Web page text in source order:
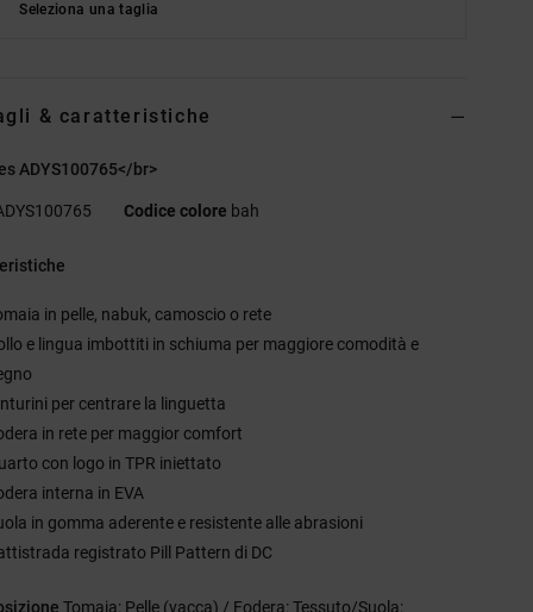
Seleziona una taglia
& caratteristiche
ADYS100765</br>
Codice colore bah
in pelle, nabuk, camoscio o rete
e lingua imbottiti in schiuma per maggiore comodità e
per centrare la linguetta
in rete per maggior comfort
con logo in TPR iniettato
interna in EVA
in gomma aderente e resistente alle abrasioni
registrato Pill Pattern di DC
Tomaia: Pelle (vacca) / Fodera: Tessuto/Suola: